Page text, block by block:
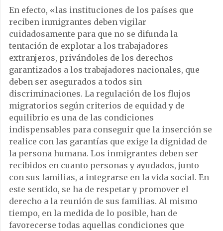
En efecto, «las instituciones de los países que
reciben inmigrantes deben vigilar
cuidadosamente para que no se difunda la
tentación de explotar a los trabajadores
extranjeros, privándoles de los derechos
garantizados a los trabajadores nacionales, que
deben ser asegurados a todos sin
discriminaciones. La regulación de los flujos
migratorios según criterios de equidad y de
equilibrio es una de las condiciones
indispensables para conseguir que la inserción se
realice con las garantías que exige la dignidad de
la persona humana. Los inmigrantes deben ser
recibidos en cuanto personas y ayudados, junto
con sus familias, a integrarse en la vida social. En
este sentido, se ha de respetar y promover el
derecho a la reunión de sus familias. Al mismo
tiempo, en la medida de lo posible, han de
favorecerse todas aquellas condiciones que